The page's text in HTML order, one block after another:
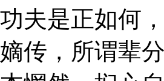
功夫是正如何
嫡传，所谓辈